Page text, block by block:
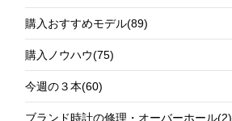
購入おすすめモデル(89)
購入ノウハウ(75)
今週の３本(60)
ブランド時計の修理・オーバーホール(2)